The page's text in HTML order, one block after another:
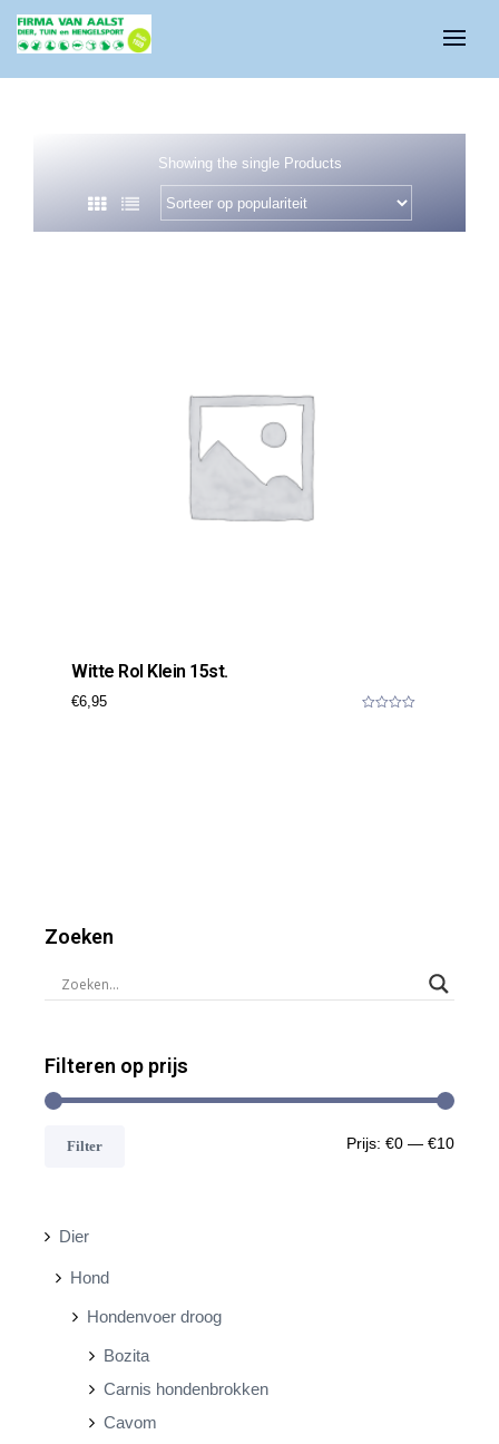
Showing the single Products
Witte Rol Klein 15st.
€6,95
Zoeken
Filteren op prijs
MM
Filter Prijs: €0 — €10
Dier
Hond
Hondenvoer droog
Bozita
Carnis hondenbrokken
Cavom